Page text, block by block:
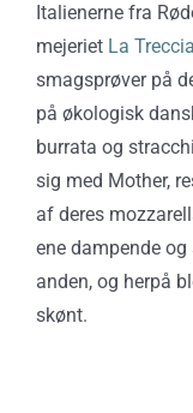
Italienerne fra
mejeriet La Treccia
smagsprøver på
på økologisk
burrata og
sig med Mother,
af deres
ene dampende
anden, og herpå
skønt.